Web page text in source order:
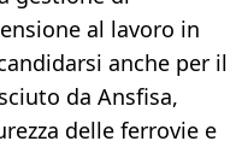
al lavoro in
anche per il
da Ansfisa,
delle ferrovie e